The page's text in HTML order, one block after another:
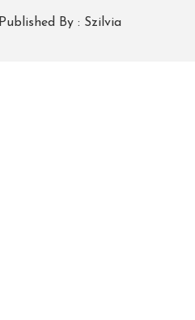
Published By : Szilvia